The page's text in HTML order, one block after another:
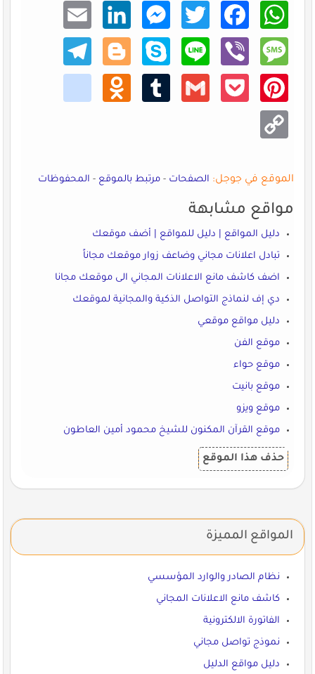
What
sApp
Faceb
ook
Twitt
er
Mess
enger
Linke
dIn
Email
Mess
age
Viber
Line
Skype
Blogg
er
Teleg
ram
Pinte
rest
Pocke
Gmail
Tumb
Odno
klass
niki
Copy
Link
الموقع في جوجل: الصفحات-مرتبط بالموقع-المحفوظات
مواقع مشابهة
دليل المواقع | دليل للمواقع | أضف موقعك
تبادل اعلانات مجاني وضاعف زوار موقعك مجاناً
اضف كاشف مانع الاعلانات المجاني الى موقعك مجانا
دي إف لنماذج التواصل الذكية والمجانية لموقعك
دليل مواقع موقعي
موقع الفن
موقع حواء
موقع بانيت
موقع ويزو
موقع القرآن المكنون للشيخ محمود أمين العاطون
حذف هذا الموقع
المواقع المميزة
نظام الصادر والوارد المؤسسي
كاشف مانع الاعلانات المجاني
الفاتورة الالكترونية
نموذج تواصل مجاني
دليل مواقع الدليل